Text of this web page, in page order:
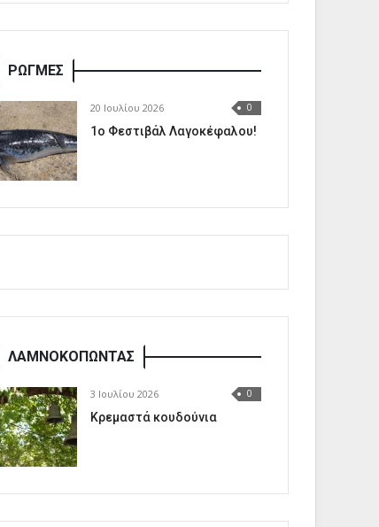
ΡΩΓΜΕΣ
20 Ιουλίου 2026 0
1o Φεστιβάλ Λαγοκέφαλου!
ΛΑΜΝΟΚΟΠΩΝΤΑΣ
3 Ιουλίου 2026 0
Κρεμαστά κουδούνια